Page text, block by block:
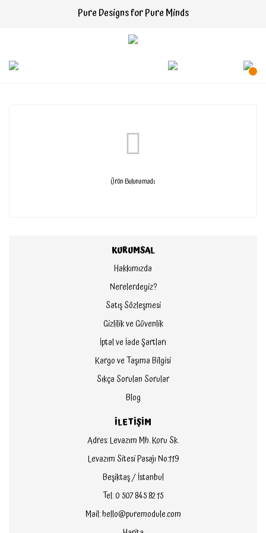
Pure Designs for Pure Minds
Ürün Bulunamadı.
KURUMSAL
Hakkımızda
Nerelerdeyiz?
Satış Sözleşmesi
Gizlilik ve Güvenlik
İptal ve İade Şartları
Kargo ve Taşıma Bilgisi
Sıkça Sorulan Sorular
Blog
İLETİŞİM
Adres: Levazım Mh. Koru Sk.
Levazım Sitesi Pasajı No:119
Beşiktaş / İstanbul
Tel: 0 507 845 82 15
Mail: hello@puremodule.com